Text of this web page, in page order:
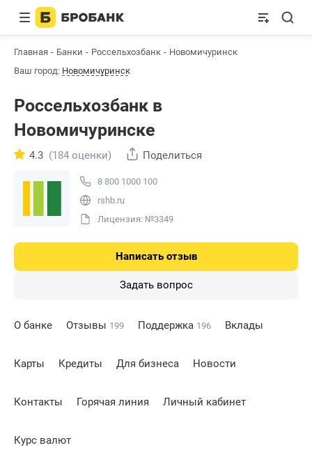
Главная Банки Россельхозбанк
Новомичуринск
Ваш город: Новомичуринск
Россельхозбанк в
Новомичуринске
8 800 1000 100
rshb.ru
Лицензия: №3349
4.3 (184 оценки) Поделиться
Написать отзыв
Задать вопрос
О банке Отзывы 199 Поддержка 196 Вклады
Карты Кредиты Для бизнеса Новости
Контакты Горячая линия Личный кабинет
Курс валют